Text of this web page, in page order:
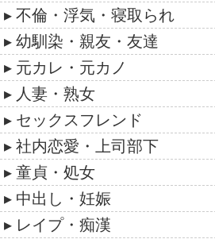
不倫・浮気・寝取られ
幼馴染・親友・友達
元カレ・元カノ
人妻・熟女
セックスフレンド
社内恋愛・上司部下
童貞・処女
中出し・妊娠
レイプ・痴漢